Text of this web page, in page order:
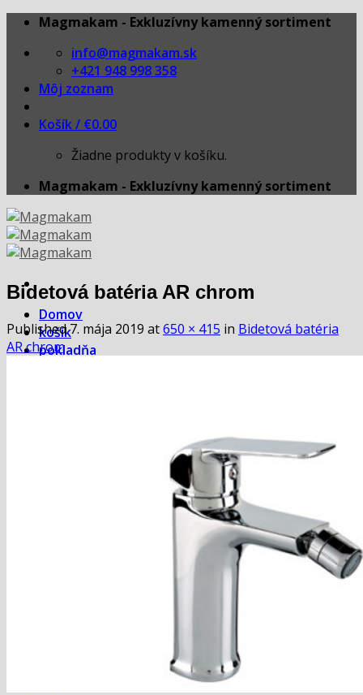
Skip
content
Magmakam - Exkluzívny kamenný sortiment
info@magmakam.sk
+421 948 998 358
Môj zoznam
Košík / €0.00
Žiadne produkty v košíku.
Magmakam - Exkluzívny kamenný sortiment
Domov
košík
pokladňa
Bidetová batéria AR chrom
Published7. mája 2019 at650 × 415 in Bidetová batéria
AR chrom